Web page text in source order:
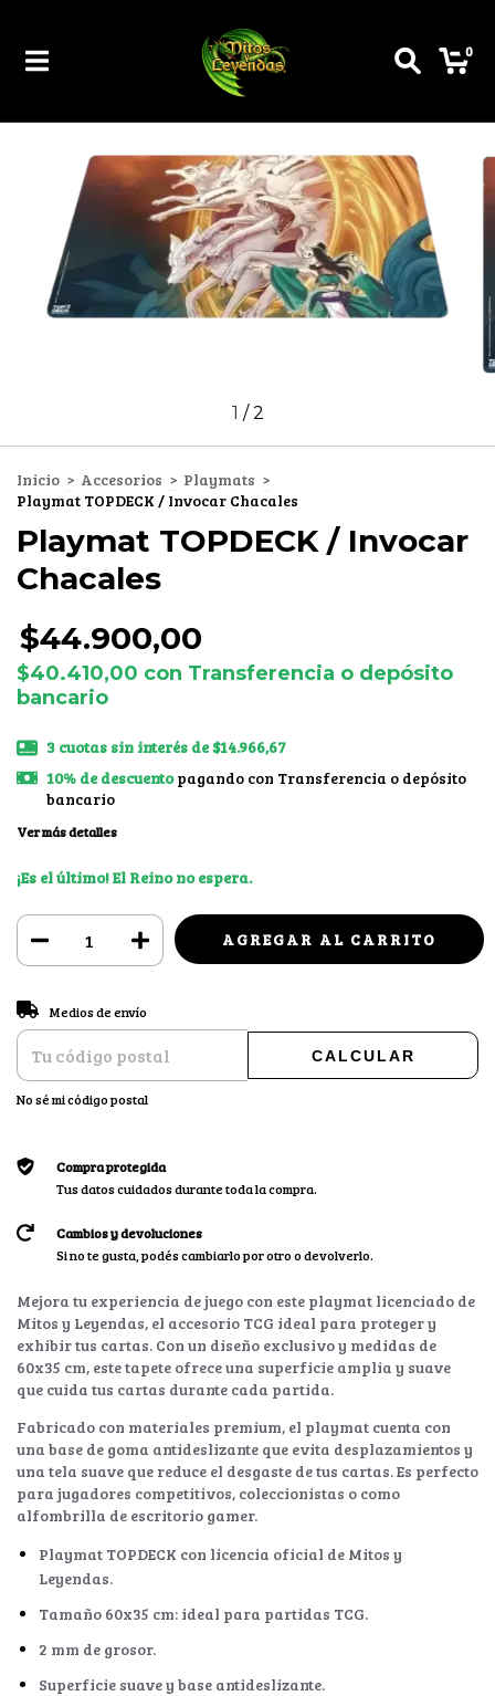
0
1 /2
Inicio > Accesorios > Playmats >
Playmat TOPDECK / Invocar Chacales
Playmat TOPDECK / Invocar
Chacales
$44.900,00
$40.410,00 con Transferencia o depósito
bancario
3 cuotas sin interés de$14.966,67
10% de descuentopagando con Transferencia o depósito
bancario
Ver más detalles
¡Es el último! El Reino no espera.
Entregas para el CP:
Medios de envío
CALCULAR
No sé mi código postal
Compra protegida
Tus datos cuidados durante toda la compra.
Cambios y devoluciones
Si no te gusta, podés cambiarlo por otro o devolverlo.
Mejora tu experiencia de juego con este playmat licenciado de
Mitos y Leyendas, el accesorio TCG ideal para proteger y
exhibir tus cartas. Con un diseño exclusivo y medidas de
60x35 cm, este tapete ofrece una superficie amplia y suave
que cuida tus cartas durante cada partida.
Fabricado con materiales premium, el playmat cuenta con
una base de goma antideslizante que evita desplazamientos y
una tela suave que reduce el desgaste de tus cartas. Es perfecto
para jugadores competitivos, coleccionistas o como
alfombrilla de escritorio gamer.
Playmat TOPDECK con licencia oficial de Mitos y
Leyendas.
Tamaño 60x35 cm: ideal para partidas TCG.
2 mm de grosor.
Superficie suave y base antideslizante.